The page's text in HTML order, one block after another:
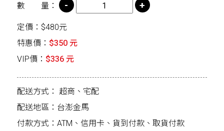
數 量：
定價：$480元
特惠價： $350 元
VIP價： $336 元
配送方式： 超商、宅配
配送地區：台澎金馬
付款方式：ATM、信用卡、貨到付款、取貨付款